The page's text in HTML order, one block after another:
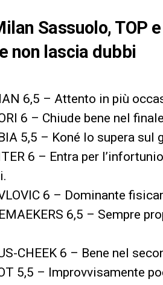
Sassuolo, TOP
non lascia dubbi
6,5 – Attento in più
6 – Chiude bene nel
5,5 – Koné lo supera sul
6 – Entra per
6 – Dominante
6,5 – Sempre
CHEEK 6 – Bene nel
5,5 – Improvvisamente